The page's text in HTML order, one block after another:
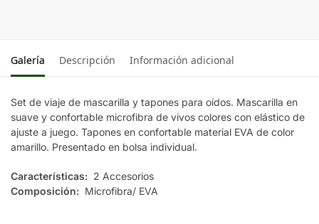
Galería Descripción Información adicional
Set de viaje de mascarilla y tapones para oídos. Mascarilla en
suave y confortable microfibra de vivos colores con elástico de
ajuste a juego. Tapones en confortable material EVA de color
amarillo. Presentado en bolsa individual.
Características: 2 Accesorios
Composición: Microfibra/ EVA